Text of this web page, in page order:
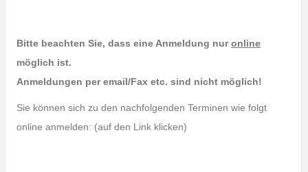
Bitte beachten Sie, dass eine Anmeldung nuronline
möglich ist.
Anmeldungen per email/Fax etc. sind nicht möglich!
Sie können sich zu den nachfolgenden Terminen wie folgt
online anmelden: (auf den Link klicken)